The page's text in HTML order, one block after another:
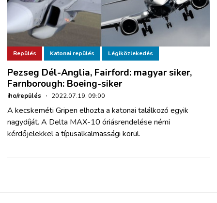
Repülés Katonai repülés Légiközlekedés
Pezseg Dél-Anglia, Fairford: magyar siker,
Farnborough: Boeing-siker
iho/repülés · 2022.07.19. 09:00
A kecskeméti Gripen elhozta a katonai találkozó egyik
nagydíját. A Delta MAX-10 óriásrendelése némi
kérdőjelekkel a típusalkalmassági körül.